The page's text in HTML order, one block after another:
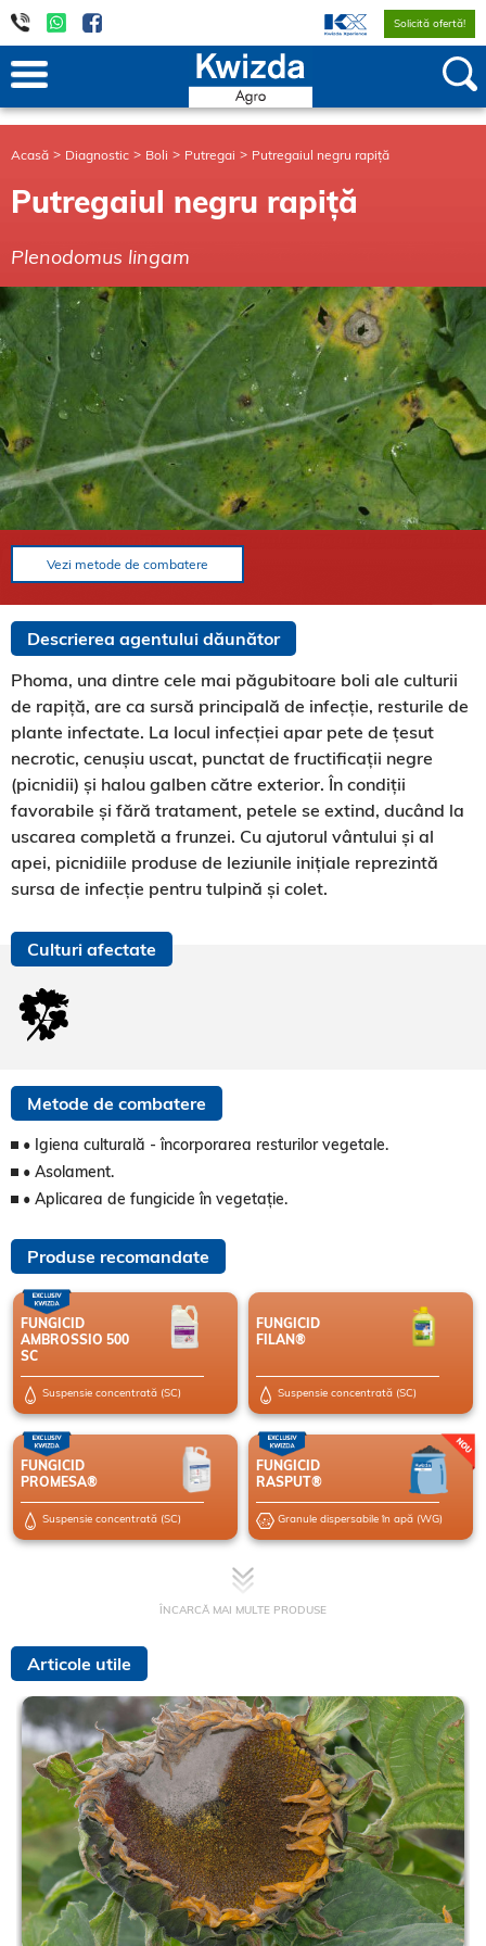
Solicită ofertă!
Acasă Diagnostic Boli Putregai Putregaiul negru rapiță
Putregaiul negru rapiță
Plenodomus lingam
Vezi metode de combatere
Descrierea agentului dăunător
Phoma, una dintre cele mai păgubitoare boli ale culturii
de rapiță, are ca sursă principală de infecție, resturile de
plante infectate. La locul infecției apar pete de țesut
necrotic, cenușiu uscat, punctat de fructificații negre
(picnidii) și halou galben către exterior. În condiții
favorabile și fără tratament, petele se extind, ducând la
uscarea completă a frunzei. Cu ajutorul vântului și al
apei, picnidiile produse de leziunile inițiale reprezintă
sursa de infecție pentru tulpină și colet.
Culturi afectate
Metode de combatere
• Igiena culturală - încorporarea resturilor vegetale.
• Asolament.
• Aplicarea de fungicide în vegetație.
Produse recomandate
FUNGICID
AMBROSSIO 500
SC
Suspensie concentrată (SC)
FUNGICID
FILAN®
Suspensie concentrată (SC)
FUNGICID
PROMESA®
Suspensie concentrată (SC)
FUNGICID
RASPUT®
Granule dispersabile în apă (WG)
ÎNCARCĂ MAI MULTE PRODUSE
Articole utile